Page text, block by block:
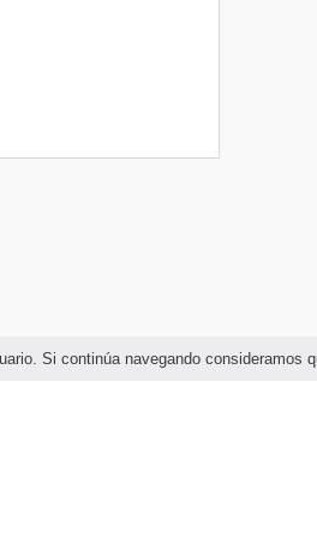
Si continúa navegando consideramos